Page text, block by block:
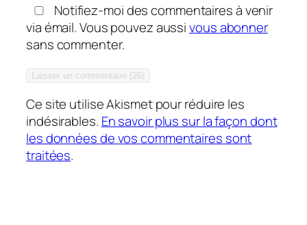
Notifiez-moi des commentaires à venir
via émail. Vous pouvez aussivous abonner
sans commenter.
Ce site utilise Akismet pour réduire les
indésirables. En savoir plus sur la façon dont
les données de vos commentaires sont
traitées.